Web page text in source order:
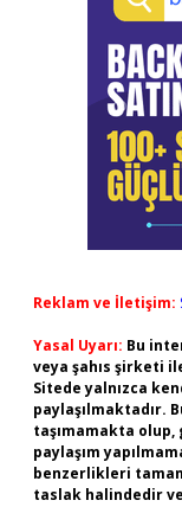
Reklam ve İletişim:
Yasal Uyarı: Bu
veya şahıs şirketi
Sitede yalnızca
paylaşılmaktadır.
taşımamakta
paylaşım
benzerlikleri
taslak halindedir